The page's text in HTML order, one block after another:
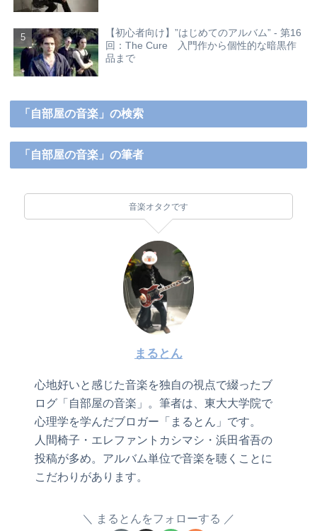
【初心者向け】”はじめてのアルバム” - 第16
回：The Cure 入門作から個性的な暗黒作
品まで
「自部屋の音楽」の検索
「自部屋の音楽」の筆者
音楽オタクです
まるとん
心地好いと感じた音楽を独自の視点で綴ったブ
ログ「自部屋の音楽」。筆者は、東大大学院で
心理学を学んだブロガー「まるとん」です。
人間椅子・エレファントカシマシ・浜田省吾の
投稿が多め。アルバム単位で音楽を聴くことに
こだわりがあります。
まるとんをフォローする